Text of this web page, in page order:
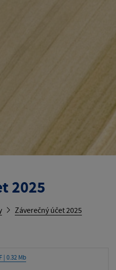
2025
Záverečný účet 2025
| 0.32 Mb